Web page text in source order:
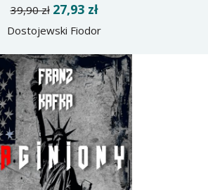
39,90 zł 27,93 zł
Dostojewski Fiodor